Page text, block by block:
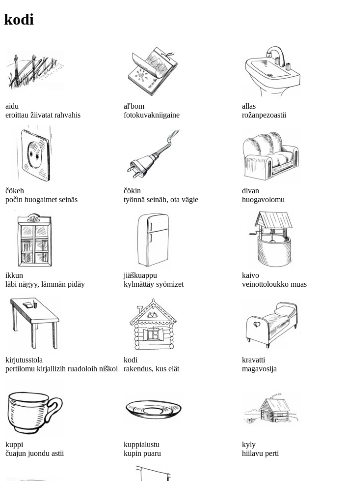
kodi
aidu
eroittau žiivatat rahvahis
al'bom
fotokuvakniigaine
allas
rožanpezoastii
čökeh
počin huogaimet seinäs
čökin
työnnä seinäh, ota vägie
divan
huogavolomu
ikkun
läbi nägyy, lämmän pidäy
jiäškuappu
kylmättäy syömizet
kaivo
veinottoloukko muas
kirjutusstola
pertilomu kirjallizih ruadoloih niškoi
kodi
rakendus, kus elät
kravatti
magavosija
kuppi
čuajun juondu astii
kuppialustu
kupin puaru
kyly
hiilavu perti